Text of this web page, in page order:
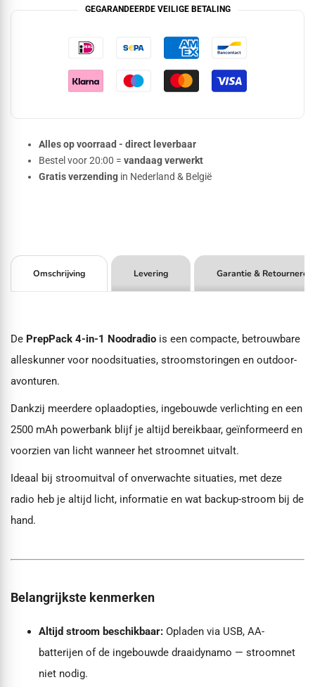
GEGARANDEERDE VEILIGE BETALING
Alles op voorraad - direct leverbaar
Bestel voor 20:00 = vandaag verwerkt
Gratis verzending in Nederland & België
Omschrijving Levering Garantie & Retourneren
De PrepPack 4-in-1 Noodradio is een compacte, betrouwbare
alleskunner voor noodsituaties, stroomstoringen en outdoor-
avonturen.
Dankzij meerdere oplaadopties, ingebouwde verlichting en een
2500 mAh powerbank blijf je altijd bereikbaar, geïnformeerd en
voorzien van licht wanneer het stroomnet uitvalt.
Ideaal bij stroomuitval of onverwachte situaties, met deze
radio heb je altijd licht, informatie en wat backup-stroom bij de
hand.
Belangrijkste kenmerken
Altijd stroom beschikbaar: Opladen via USB, AA-
batterijen of de ingebouwde draaidynamo — stroomnet
niet nodig.